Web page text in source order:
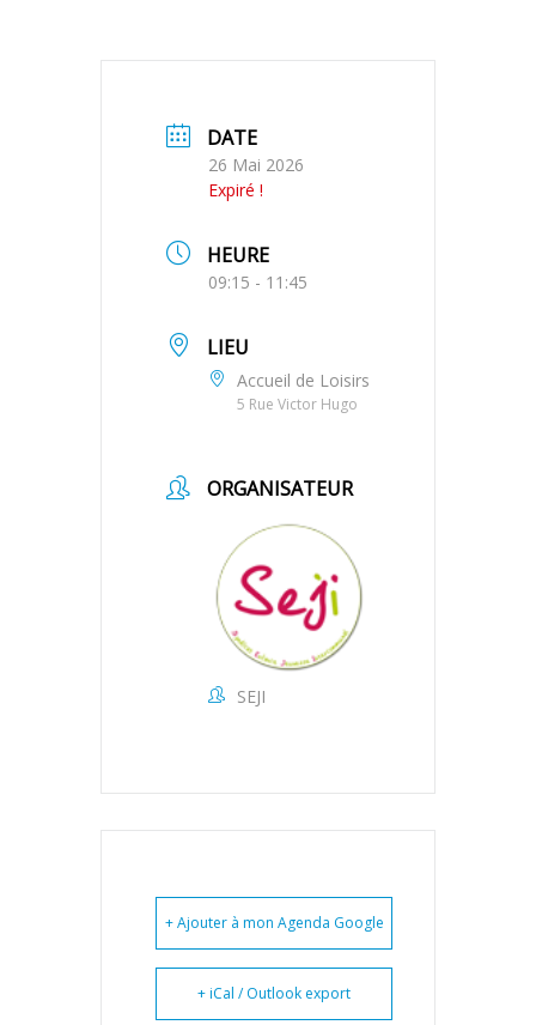
DATE
26 Mai 2026
Expiré !
HEURE
09:15 - 11:45
LIEU
Accueil de Loisirs
5 Rue Victor Hugo
ORGANISATEUR
SEJI
+ Ajouter à mon Agenda Google
+ iCal / Outlook export